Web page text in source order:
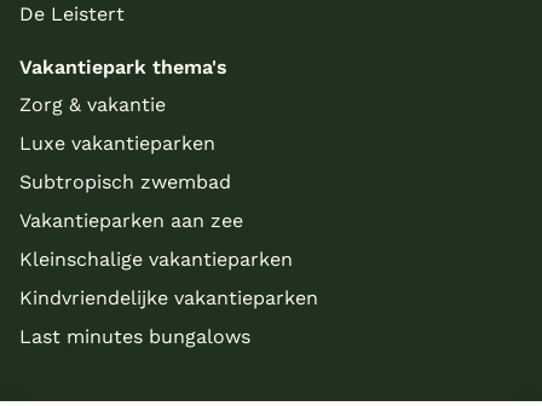
De Leistert
Vakantiepark thema's
Zorg & vakantie
Luxe vakantieparken
Subtropisch zwembad
Vakantieparken aan zee
Kleinschalige vakantieparken
Kindvriendelijke vakantieparken
Last minutes bungalows